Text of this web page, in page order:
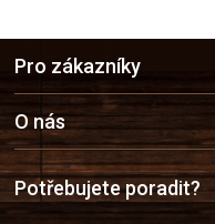
a
t
í
Pro zákazníky
O nás
Potřebujete poradit?